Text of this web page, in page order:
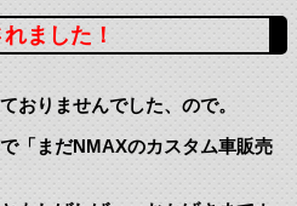
ました！
おりませんでした、ので。
「まだNMAXのカスタム車販売